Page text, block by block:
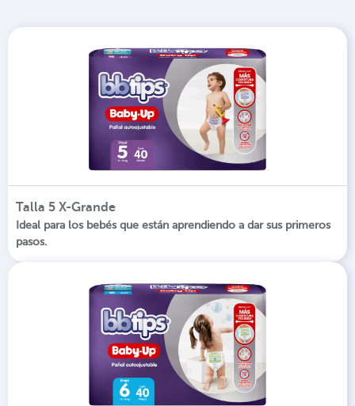
Talla 5 X-Grande
Ideal para los bebés que están aprendiendo a dar sus primeros
pasos.